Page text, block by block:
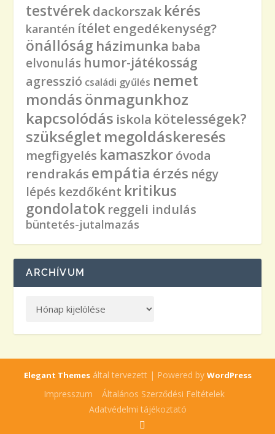
testvérekdackorszak kérés
karantén ítélet engedékenység?
önállóság házimunka baba
elvonulás humor-játékosság
agresszió családi gyűlés nemet
mondásönmagunkhoz
kapcsolódás iskola kötelességek?
szükséglet megoldáskeresés
megfigyelés kamaszkoróvoda
rendrakás empátia érzés négy
lépés kezdőként kritikus
gondolatok reggeli indulás
büntetés-jutalmazás
ARCHÍVUM
Elegant Themesáltal tervezett | Powered by WordPress
Impresszum
Általános Szerződési Feltételek
Adatvédelmi tájékoztató